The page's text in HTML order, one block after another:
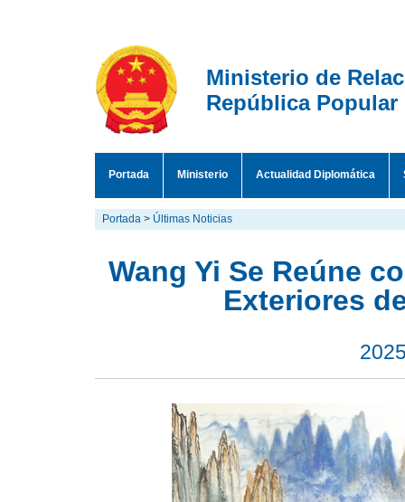
Ministerio de
República Popular
Portada Ministerio Actualidad Diplomática
Portada > Últimas Noticias
Wang Yi Se Reúne
Exteriores